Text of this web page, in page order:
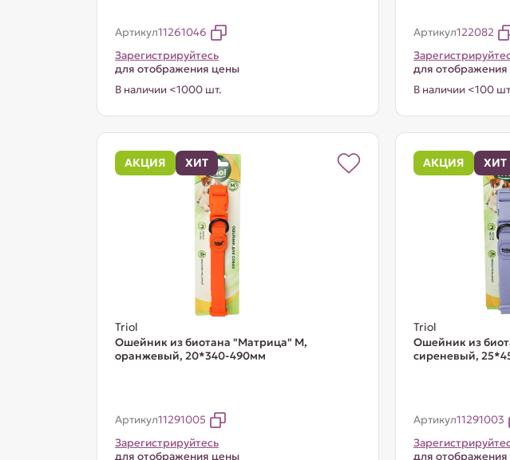
Артикул11261046
Зарегистрируйтесь
для отображения цены
В наличии <1000 шт.
Артикул122082
для
В наличии <100
АКЦИЯ ХИТ
Triol
Ошейник из биотана "Матрица" M,
оранжевый, 20*340-490мм
Артикул11291005
Зарегистрируйтесь
для отображения цены
АКЦИЯ ХИТ
Triol
Ошейник из
сиреневый,
Артикул11291003
для